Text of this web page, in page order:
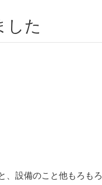
した
、設備のこと他もろもろ